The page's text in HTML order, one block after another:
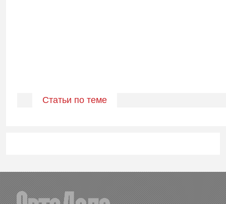
Статьи по теме